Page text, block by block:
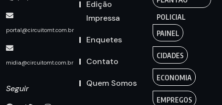
portal@circuitomt.com.br
midia@circuitomt.com.br
Seguir
Edição
Impressa
Enquetes
Contato
Quem Somos
POLICIAL
PAINEL
CIDADES
ECONOMIA
EMPREGOS